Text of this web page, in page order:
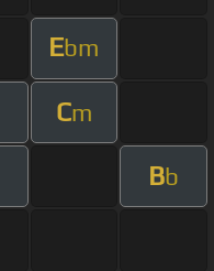
Ebm
Cm
Bb